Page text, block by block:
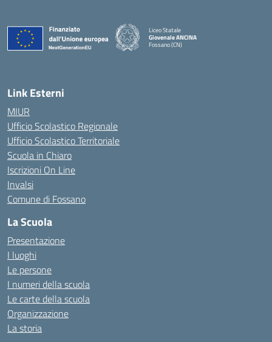
Liceo Statale
Giovenale ANCINA
Fossano (CN)
Link Esterni
MIUR
Ufficio Scolastico Regionale
Ufficio Scolastico Territoriale
Scuola in Chiaro
Iscrizioni On Line
Invalsi
Comune di Fossano
La Scuola
Presentazione
I luoghi
Le persone
I numeri della scuola
Le carte della scuola
Organizzazione
La storia